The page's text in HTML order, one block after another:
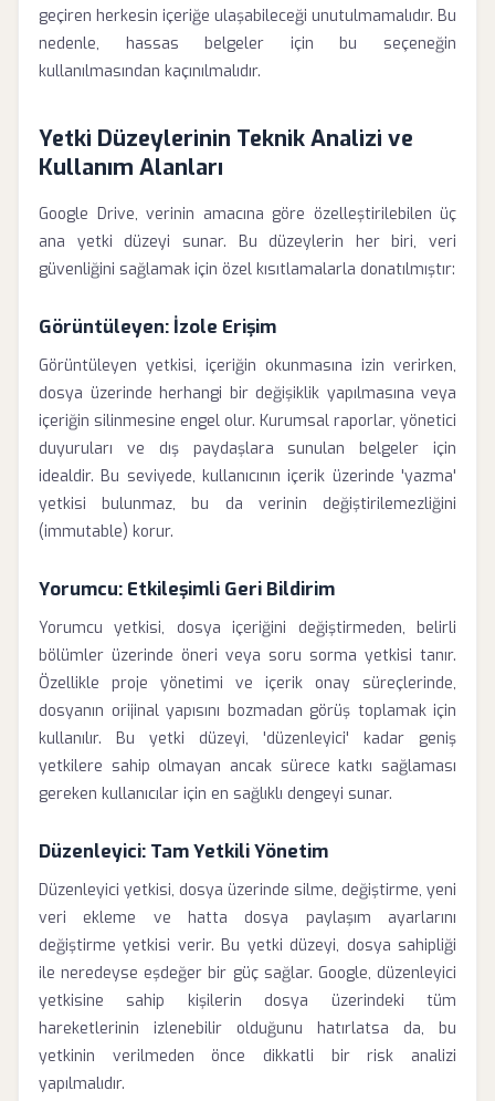
geçiren herkesin içeriğe ulaşabileceği unutulmamalıdır. Bu
nedenle, hassas belgeler için bu seçeneğin
kullanılmasından kaçınılmalıdır.
Yetki Düzeylerinin Teknik Analizi ve
Kullanım Alanları
Google Drive, verinin amacına göre özelleştirilebilen üç
ana yetki düzeyi sunar. Bu düzeylerin her biri, veri
güvenliğini sağlamak için özel kısıtlamalarla donatılmıştır:
Görüntüleyen: İzole Erişim
Görüntüleyen yetkisi, içeriğin okunmasına izin verirken,
dosya üzerinde herhangi bir değişiklik yapılmasına veya
içeriğin silinmesine engel olur. Kurumsal raporlar, yönetici
duyuruları ve dış paydaşlara sunulan belgeler için
idealdir. Bu seviyede, kullanıcının içerik üzerinde 'yazma'
yetkisi bulunmaz, bu da verinin değiştirilemezliğini
(immutable) korur.
Yorumcu: Etkileşimli Geri Bildirim
Yorumcu yetkisi, dosya içeriğini değiştirmeden, belirli
bölümler üzerinde öneri veya soru sorma yetkisi tanır.
Özellikle proje yönetimi ve içerik onay süreçlerinde,
dosyanın orijinal yapısını bozmadan görüş toplamak için
kullanılır. Bu yetki düzeyi, 'düzenleyici' kadar geniş
yetkilere sahip olmayan ancak sürece katkı sağlaması
gereken kullanıcılar için en sağlıklı dengeyi sunar.
Düzenleyici: Tam Yetkili Yönetim
Düzenleyici yetkisi, dosya üzerinde silme, değiştirme, yeni
veri ekleme ve hatta dosya paylaşım ayarlarını
değiştirme yetkisi verir. Bu yetki düzeyi, dosya sahipliği
ile neredeyse eşdeğer bir güç sağlar. Google, düzenleyici
yetkisine sahip kişilerin dosya üzerindeki tüm
hareketlerinin izlenebilir olduğunu hatırlatsa da, bu
yetkinin verilmeden önce dikkatli bir risk analizi
yapılmalıdır.